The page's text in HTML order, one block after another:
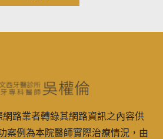
路業者轉錄其網路資訊之內容供
案例為本院醫師實際治療情況，由